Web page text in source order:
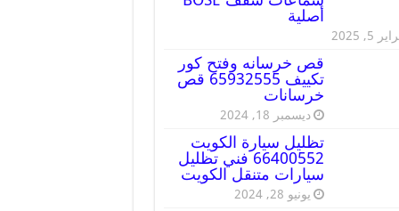
أصلية
5, 2025
قص خرسانه وفتح كور
تكييف 65932555 قص
خرسانات
ديسمبر 18, 2024
تظليل سيارة الكويت
66400552 فني تظليل
سيارات متنقل الكويت
يونيو 28, 2024